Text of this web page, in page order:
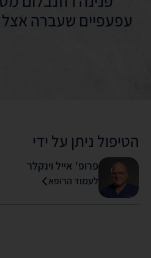
עפעפיים שעברה אצל
הטיפול ניתן על ידי
פרופ' אייל וינקלר
לעמוד הרופא